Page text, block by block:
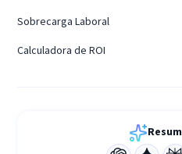
Sobrecarga Laboral
Calculadora de ROI